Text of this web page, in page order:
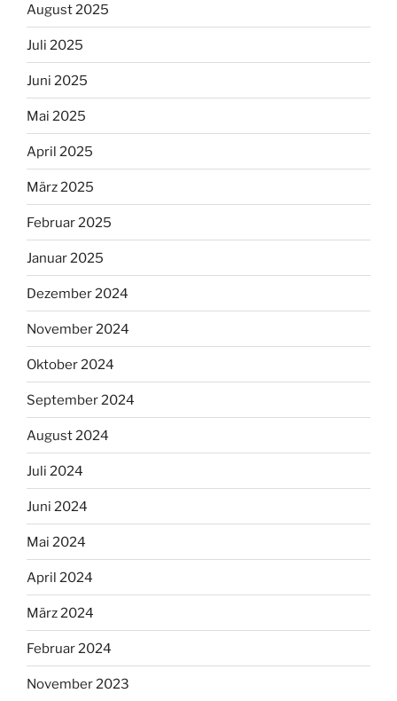
August 2025
Juli 2025
Juni 2025
Mai 2025
April 2025
März 2025
Februar 2025
Januar 2025
Dezember 2024
November 2024
Oktober 2024
September 2024
August 2024
Juli 2024
Juni 2024
Mai 2024
April 2024
März 2024
Februar 2024
November 2023